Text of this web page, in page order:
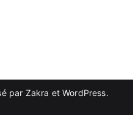
par Zakra etWordPress.